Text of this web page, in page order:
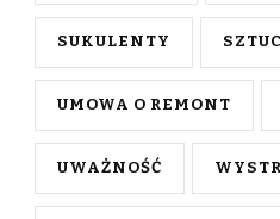
SUKULENTY
UMOWA O REMONT
UWAŻNOŚĆ